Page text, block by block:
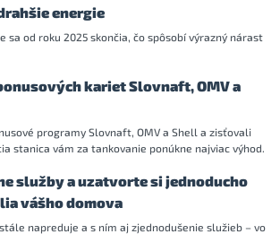
energie
sa od roku 2025 skončia, čo spôsobí výrazný nárast
kariet Slovnaft, OMV a
programy Slovnaft, OMV a Shell a zisťovali
stanica vám za tankovanie ponúkne najviac výhod.
služby a uzatvorte si jednoducho
vášho domova
napreduje a s ním aj zjednodušenie služieb – vo